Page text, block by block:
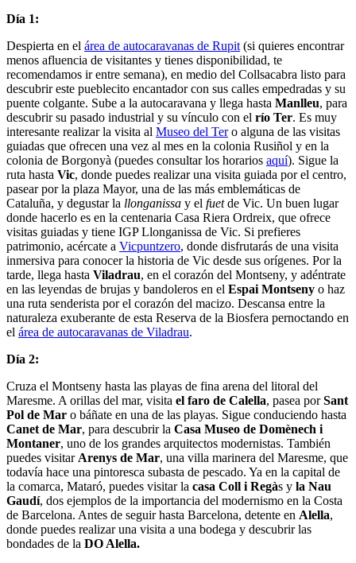
Día 1:
Despierta en el área de autocaravanas de Rupit (si quieres encontrar
menos afluencia de visitantes y tienes disponibilidad, te
recomendamos ir entre semana), en medio del Collsacabra listo para
descubrir este pueblecito encantador con sus calles empedradas y su
puente colgante. Sube a la autocaravana y llega hasta Manlleu, para
descubrir su pasado industrial y su vínculo con el río Ter. Es muy
interesante realizar la visita al Museo del Tero alguna de las visitas
guiadas que ofrecen una vez al mes en la colonia Rusiñol y en la
colonia de Borgonyà (puedes consultar los horarios aquí). Sigue la
ruta hasta Vic, donde puedes realizar una visita guiada por el centro,
pasear por la plaza Mayor, una de las más emblemáticas de
Cataluña, y degustar la llonganissa y el fuetde Vic. Un buen lugar
donde hacerlo es en la centenaria Casa Riera Ordreix, que ofrece
visitas guiadas y tiene IGP Llonganissa de Vic. Si prefieres
patrimonio, acércate a Vicpuntzero, donde disfrutarás de una visita
inmersiva para conocer la historia de Vic desde sus orígenes. Por la
tarde, llega hasta Viladrau, en el corazón del Montseny, y adéntrate
en las leyendas de brujas y bandoleros en el Espai Montseny o haz
una ruta senderista por el corazón del macizo. Descansa entre la
naturaleza exuberante de esta Reserva de la Biosfera pernoctando en
el área de autocaravanas de Viladrau.
Día 2:
Cruza el Montseny hasta las playas de fina arena del litoral del
Maresme. A orillas del mar, visita el faro de Calella, pasea porSant
Pol de Mar o báñate en una de las playas. Sigue conduciendo hasta
Canet de Mar, para descubrir la Casa Museo de Domènech i
Montaner, uno de los grandes arquitectos modernistas. También
puedes visitar Arenys de Mar, una villa marinera del Maresme, que
todavía hace una pintoresca subasta de pescado. Ya en la capital de
la comarca, Mataró, puedes visitar la casa Coll i Regàs y la Nau
Gaudí, dos ejemplos de la importancia del modernismo en la Costa
de Barcelona. Antes de seguir hasta Barcelona, detente en Alella,
donde puedes realizar una visita a una bodega y descubrir las
bondades de la DO Alella.